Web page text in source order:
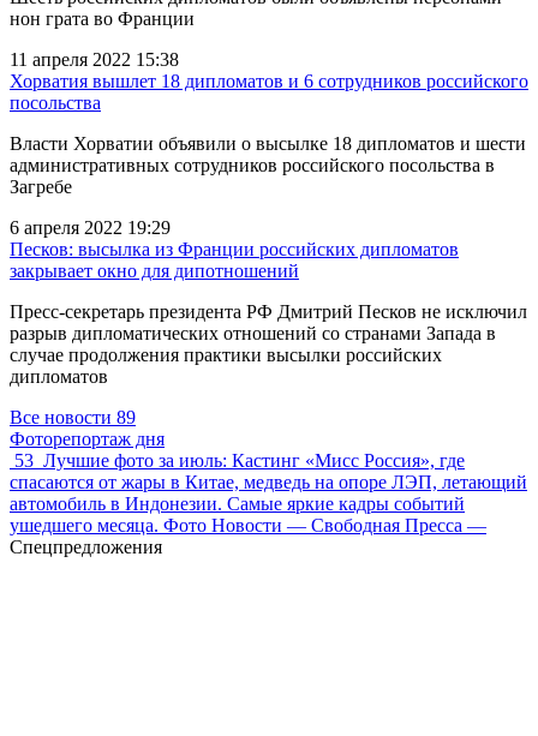
нон грата во Франции
11 апреля 2022 15:38
Хорватия вышлет 18 дипломатов и 6 сотрудников российского
посольства
Власти Хорватии объявили о высылке 18 дипломатов и шести
административных сотрудников российского посольства в
Загребе
6 апреля 2022 19:29
Песков: высылка из Франции российских дипломатов
закрывает окно для дипотношений
Пресс-секретарь президента РФ Дмитрий Песков не исключил
разрыв дипломатических отношений со странами Запада в
случае продолжения практики высылки российских
дипломатов
Все новости 89
Фоторепортаж дня
53 Лучшие фото за июль: Кастинг «Мисс Россия», где
спасаются от жары в Китае, медведь на опоре ЛЭП, летающий
автомобиль в Индонезии. Самые яркие кадры событий
ушедшего месяца. Фото Новости — Свободная Пресса —
Спецпредложения